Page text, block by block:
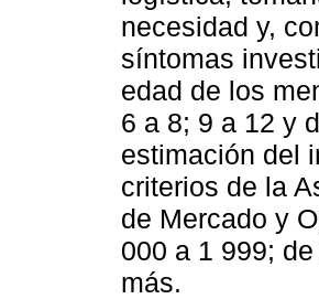
necesidad y,
síntomas
edad de los
6 a 8; 9 a 12 y
estimación del
criterios de la
de Mercado y
000 a 1 999;
más.